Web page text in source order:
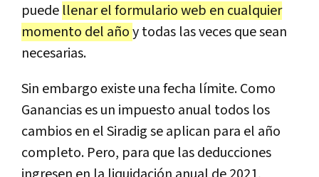
puede llenar el formulario web en cualquier
momento del añoy todas las veces que sean
necesarias.
Sin embargo existe una fecha límite. Como
Ganancias es un impuesto anual todos los
cambios en el Siradig se aplican para el año
completo. Pero, para que las deducciones